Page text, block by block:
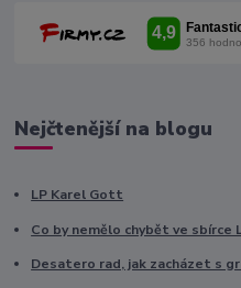
Nejčtenější na blogu
LP Karel Gott
Co by nemělo chybět ve sbírce
Desatero rad, jak zacházet s